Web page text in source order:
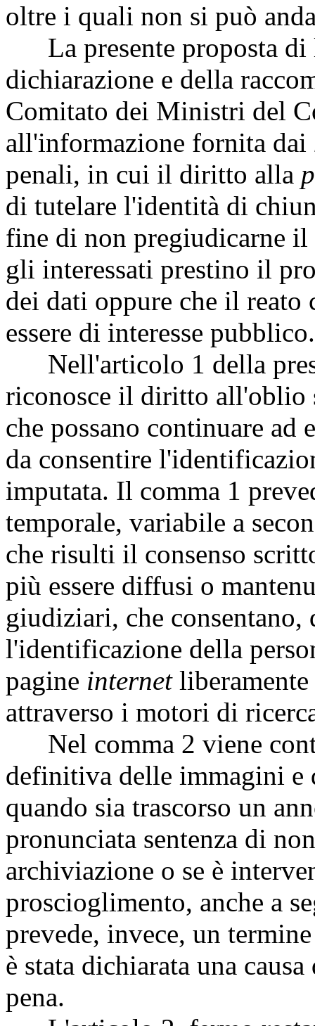
oltre i quali non si può
La presente proposta di
dichiarazione e della
Comitato dei Ministri del
all'informazione fornita dai
penali, in cui il diritto alla
di tutelare l'identità di
fine di non pregiudicarne il
gli interessati prestino il
dei dati oppure che il
essere di interesse pubblico.
Nell'articolo 1 della
riconosce il diritto all'oblio
che possano continuare
da consentire
imputata. Il comma 1
temporale, variabile a
che risulti il consenso
più essere diffusi o
giudiziari, che
l'identificazione della
pagine internet
attraverso i motori di
Nel comma 2 viene
definitiva delle immagini e
quando sia trascorso un
pronunciata sentenza di
archiviazione o se è
proscioglimento, anche a
prevede, invece, un
è stata dichiarata una
pena.